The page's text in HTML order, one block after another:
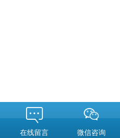
在线留言 微信咨询